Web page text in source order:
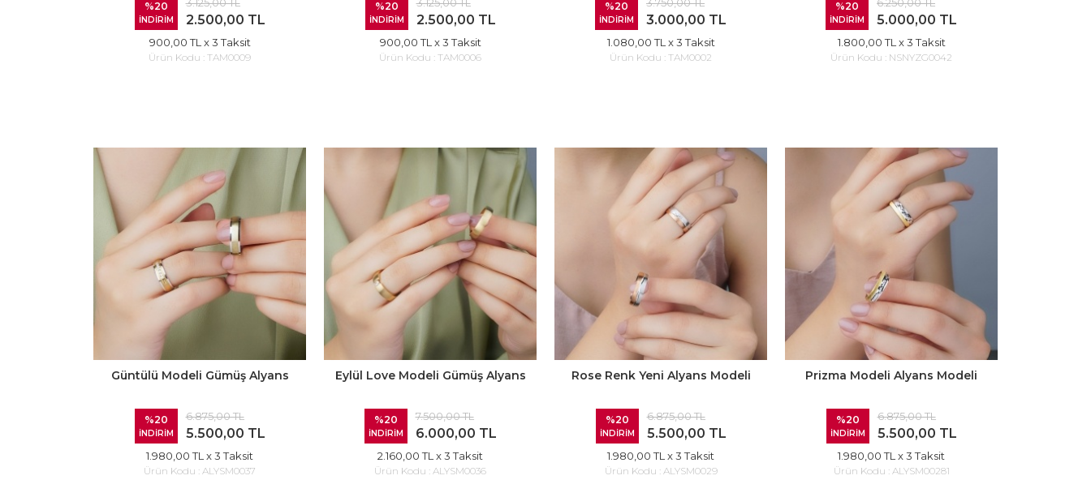
%20
İNDİRİM 2.500,00 TL
900,00 TL x 3 Taksit
Ürün Kodu : TAM0009
%20
İNDİRİM 2.500,00 TL
900,00 TL x 3 Taksit
Ürün Kodu : TAM0006
%20
İNDİRİM 3.000,00 TL
1.080,00 TL x 3 Taksit
Ürün Kodu : TAM0002
%20
İNDİRİM 5.000,00 TL
1.800,00 TL x 3 Taksit
Ürün Kodu : NSNYZG0042
Güntülü Modeli Gümüş Alyans
%20
İNDİRİM
6.875,00 TL
5.500,00 TL
1.980,00 TL x 3 Taksit
Ürün Kodu : ALYSM0037
Eylül Love Modeli Gümüş Alyans
%20
İNDİRİM
7.500,00 TL
6.000,00 TL
2.160,00 TL x 3 Taksit
Ürün Kodu : ALYSM0036
Rose Renk Yeni Alyans Modeli
%20
İNDİRİM
6.875,00 TL
5.500,00 TL
1.980,00 TL x 3 Taksit
Ürün Kodu : ALYSM0029
Prizma Modeli Alyans Modeli
%20
İNDİRİM
6.875,00 TL
5.500,00 TL
1.980,00 TL x 3 Taksit
Ürün Kodu : ALYSM00281